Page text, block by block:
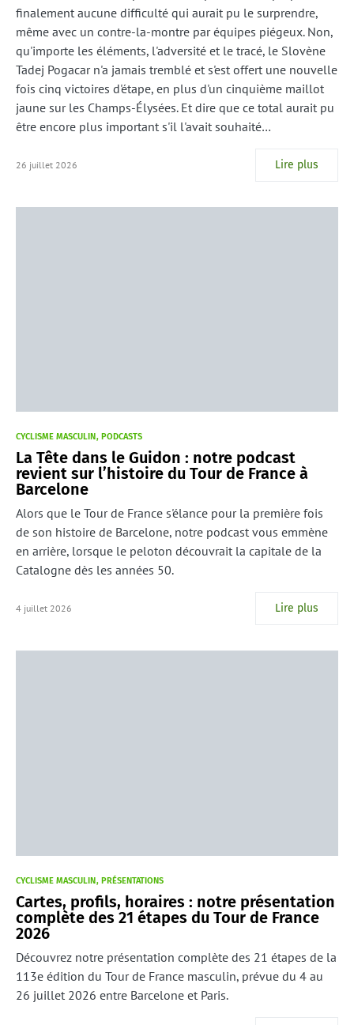
finalement aucune difficulté qui aurait pu le surprendre,
même avec un contre-la-montre par équipes piégeux. Non,
qu'importe les éléments, l'adversité et le tracé, le Slovène
Tadej Pogacar n'a jamais tremblé et s'est offert une nouvelle
fois cinq victoires d'étape, en plus d'un cinquième maillot
jaune sur les Champs-Élysées. Et dire que ce total aurait pu
être encore plus important s'il l'avait souhaité…
26 juillet 2026 Lire plus
CYCLISME MASCULIN PODCASTS
La Tête dans le Guidon : notre podcast
revient sur l’histoire du Tour de France à
Barcelone
Alors que le Tour de France s'élance pour la première fois
de son histoire de Barcelone, notre podcast vous emmène
en arrière, lorsque le peloton découvrait la capitale de la
Catalogne dès les années 50.
4 juillet 2026 Lire plus
CYCLISME MASCULIN PRÉSENTATIONS
Cartes, profils, horaires : notre présentation
complète des 21 étapes du Tour de France
2026
Découvrez notre présentation complète des 21 étapes de la
113e édition du Tour de France masculin, prévue du 4 au
26 juillet 2026 entre Barcelone et Paris.